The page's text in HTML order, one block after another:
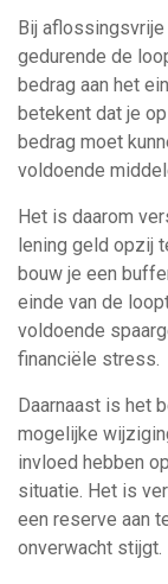
Bij
gedurende de
bedrag aan het
betekent dat je
bedrag moet
voldoende
Het is daarom
lening geld opzij
bouw je een
einde van de
voldoende
financiële stress.
Daarnaast is het
mogelijke
invloed hebben
situatie. Het is
een reserve aan
onverwacht stijgt.